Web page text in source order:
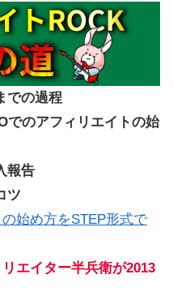
での過程
でのアフィリエイトの始
報告
ツ
始め方をSTEP形式で
エイター半兵衛が2013